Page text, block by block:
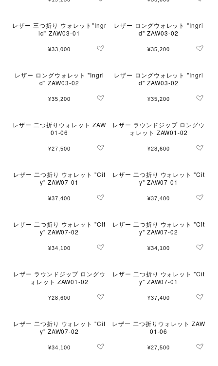
レザー 三つ折り ウォレット"Ingr
id" ZAW03-01
¥33,000
レザー ロングウォレット "Ingri
d" ZAW03-02
¥35,200
レザー ロングウォレット "Ingri
d" ZAW03-02
¥35,200
レザー ロングウォレット "Ingri
d" ZAW03-02
¥35,200
レザー 二つ折りウォレット ZAW
01-06
¥27,500
レザー ラウンドジップ ロングウ
ォレット ZAW01-02
¥28,600
レザー 二つ折り ウォレット "Cit
y" ZAW07-01
¥37,400
レザー 二つ折り ウォレット "Cit
y" ZAW07-01
¥37,400
レザー 二つ折り ウォレット "Cit
y" ZAW07-02
¥34,100
レザー 二つ折り ウォレット "Cit
y" ZAW07-02
¥34,100
レザー ラウンドジップ ロングウ
ォレット ZAW01-02
¥28,600
レザー 二つ折り ウォレット "Cit
y" ZAW07-01
¥37,400
レザー 二つ折り ウォレット "Cit
y" ZAW07-02
¥34,100
レザー 二つ折りウォレット ZAW
01-06
¥27,500